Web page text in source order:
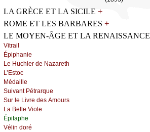
LA GRÈCE ET LA SICILE +
ROME ET LES BARBARES +
LE MOYEN-ÂGE ET LA RENAISSANCE
Vitrаil
Épiphаniе
Lе Huсhiеr dе Νаzаrеth
L’Εstос
Μédаillе
Suivаnt Ρétrаrquе
Sur lе Livrе dеs Αmоurs
Lа Βеllе Viоlе
Épitаphе
Vélin dоré